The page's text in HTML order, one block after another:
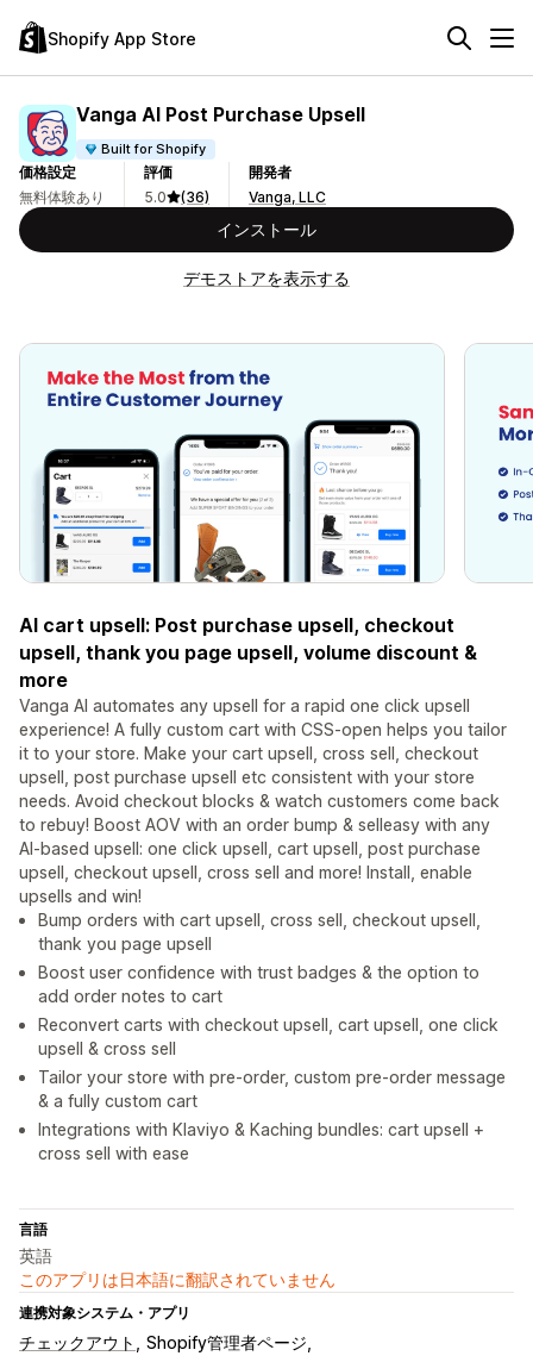
Shopify App Store
Vanga AI Post Purchase Upsell
Built for Shopify
価格設定
無料体験あり
評価
5.0
(36)
開発者
Vanga, LLC
インストール
デモストアを表示する
AI cart upsell: Post purchase upsell, checkout
upsell, thank you page upsell, volume discount &
more
Vanga AI automates any upsell for a rapid one click upsell
experience! A fully custom cart with CSS-open helps you tailor
it to your store. Make your cart upsell, cross sell, checkout
upsell, post purchase upsell etc consistent with your store
needs. Avoid checkout blocks & watch customers come back
to rebuy! Boost AOV with an order bump & selleasy with any
AI-based upsell: one click upsell, cart upsell, post purchase
upsell, checkout upsell, cross sell and more! Install, enable
upsells and win!
Bump orders with cart upsell, cross sell, checkout upsell,
thank you page upsell
Boost user confidence with trust badges & the option to
add order notes to cart
Reconvert carts with checkout upsell, cart upsell, one click
upsell & cross sell
Tailor your store with pre-order, custom pre-order message
& a fully custom cart
Integrations with Klaviyo & Kaching bundles: cart upsell +
cross sell with ease
言語
英語
このアプリは日本語に翻訳されていません
連携対象システム・アプリ
チェックアウト
Shopify管理者ページ